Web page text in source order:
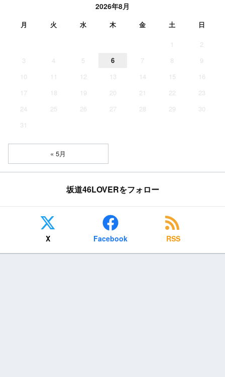
2026年8月
月 火 水 木 金 土 日
1
2
3
4 5 6 7 8
9
10
11 12 13 14 15
16
17
18 19 20 21 22
23
24
25 26 27 28 29
30
31
« 5月
坂道46LOVERをフォロー
X Facebook RSS